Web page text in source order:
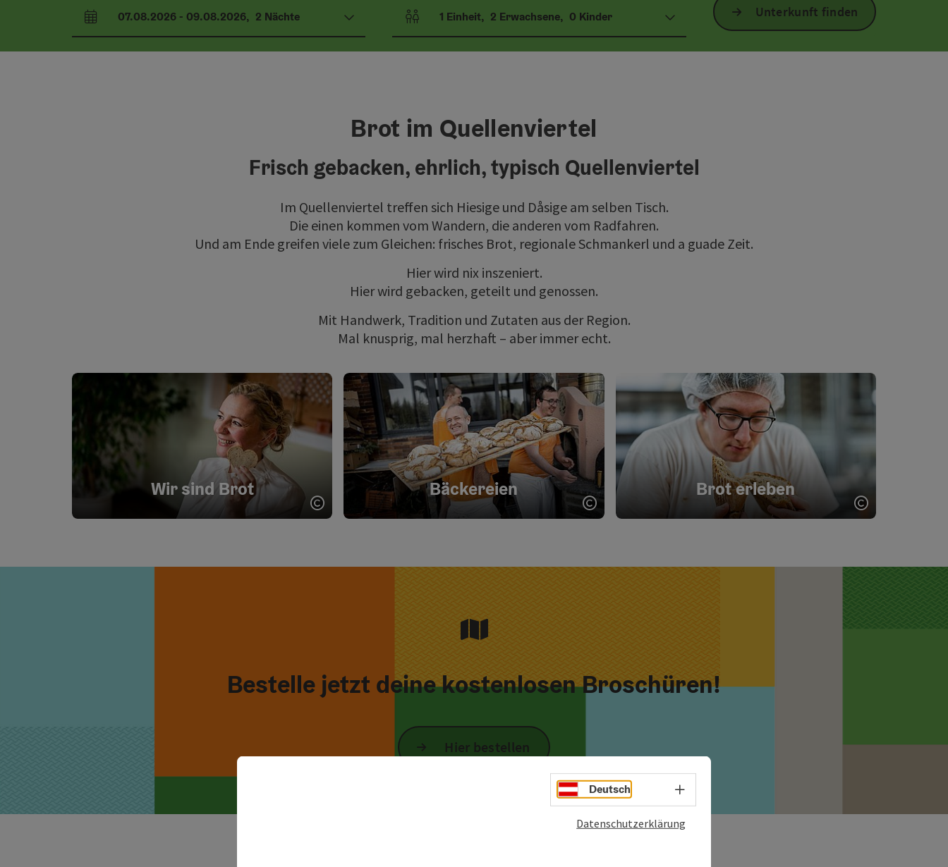
An- und Abreisefelder
07.08.2026- 09.08.2026, 2 Nächte Einheitenanzahl und Personenfelder
1 Einheit, 2 Erwachsene, 0 Kinder Unterkunft finden
Brot im Quellenviertel
Frisch gebacken, ehrlich, typisch Quellenviertel
Im Quellenviertel treffen sich Hiesige und Dåsige am selben Tisch.
Die einen kommen vom Wandern, die anderen vom Radfahren.
Und am Ende greifen viele zum Gleichen: frisches Brot, regionale Schmankerl und a guade Zeit.
Hier wird nix inszeniert.
Hier wird gebacken, geteilt und genossen.
Mit Handwerk, Tradition und Zutaten aus der Region.
Mal knusprig, mal herzhaft – aber immer echt.
Wir sind Brot
Copyright öffnen
Bäckereien
Copyright öffnen
Brot erleben
Copyright
Bestelle jetzt deine kostenlosen Broschüren!
Hier bestellen
Deutsch Sprachwahl - Menü öffnen
Datenschutzerklärung